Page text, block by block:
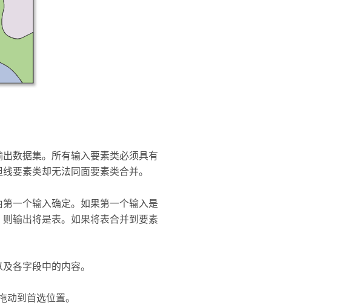
数据集。所有输入要素类必须具有
要素类却无法同面要素类合并。
一个输入确定。如果第一个输入是
输出将是表。如果将表合并到要素
各字段中的内容。
到首选位置。